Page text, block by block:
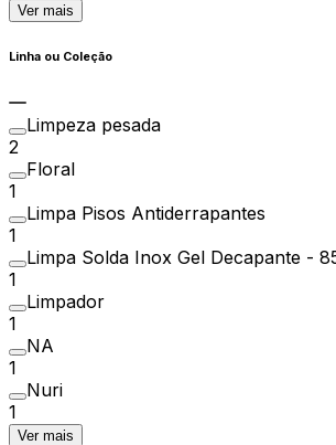
Ver mais
Linha ou Coleção
Limpeza pesada
2
Floral
1
Limpa Pisos Antiderrapantes
1
Limpa Solda Inox Gel Decapante -
1
Limpador
1
NA
1
Nuri
1
Ver mais